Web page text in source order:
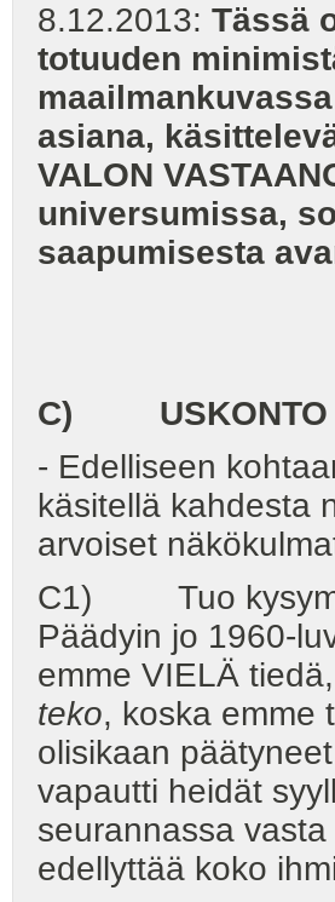
8.12.2013: Tässä
totuuden
asiana,
VALON
universumissa,
saapumisesta
C) USKONTO
- Edelliseen
käsitellä kahdesta
arvoiset
C1) Tuo
Päädyin jo 1960-
emme VIELÄ tiedä,
teko, koska emme
olisikaan
vapautti heidät
seurannassa
edellyttää koko